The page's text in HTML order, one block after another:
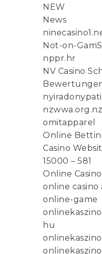
NEW
News
Not-on-
nppr.hr
NV Casino
nzwwa.org.nz
omitapparel
Online
Casino
15000 – 581
Online Casino
online casino
online-game
hu